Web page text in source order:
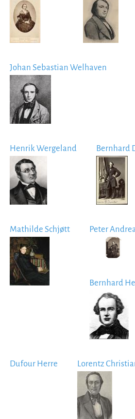
Johan Sebastian Welhaven
Image
Henrik Wergeland
Image
Bernhard
Image
Mathilde Schjøtt
Image
Peter
Image
Bernhard
Image
Dufour Herre
Lorentz
Image